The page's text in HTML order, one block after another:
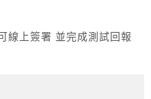
線上簽署 並完成測試回報